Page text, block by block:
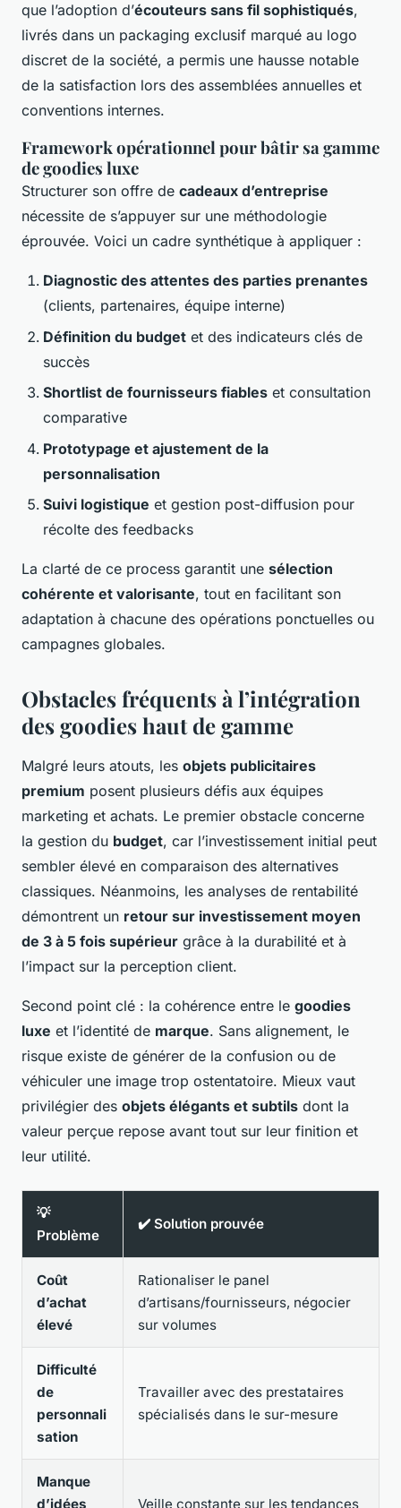
que l’adoption d’écouteurs sans fil sophistiqués,
livrés dans un packaging exclusif marqué au logo
discret de la société, a permis une hausse notable
de la satisfaction lors des assemblées annuelles et
conventions internes.
Framework opérationnel pour bâtir sa gamme
de goodies luxe
Structurer son offre de cadeaux d’entreprise
nécessite de s’appuyer sur une méthodologie
éprouvée. Voici un cadre synthétique à appliquer :
Diagnostic des attentes des parties prenantes
(clients, partenaires, équipe interne)
Définition du budget et des indicateurs clés de
succès
Shortlist de fournisseurs fiables et consultation
comparative
Prototypage et ajustement de la
personnalisation
Suivi logistique et gestion post-diffusion pour
récolte des feedbacks
La clarté de ce process garantit une sélection
cohérente et valorisante, tout en facilitant son
adaptation à chacune des opérations ponctuelles ou
campagnes globales.
Obstacles fréquents à l’intégration
des goodies haut de gamme
Malgré leurs atouts, les objets publicitaires
premium posent plusieurs défis aux équipes
marketing et achats. Le premier obstacle concerne
la gestion du budget, car l’investissement initial peut
sembler élevé en comparaison des alternatives
classiques. Néanmoins, les analyses de rentabilité
démontrent un retour sur investissement moyen
de 3 à 5 fois supérieur grâce à la durabilité et à
l’impact sur la perception client.
Second point clé : la cohérence entre le goodies
luxe et l’identité de marque. Sans alignement, le
risque existe de générer de la confusion ou de
véhiculer une image trop ostentatoire. Mieux vaut
privilégier des objets élégants et subtils dont la
valeur perçue repose avant tout sur leur finition et
leur utilité.
💡
Problème
✔️ Solution prouvée
Coût
d’achat
élevé
Rationaliser le panel
d’artisans/fournisseurs, négocier
sur volumes
Difficulté
de
personnali
sation
Travailler avec des prestataires
spécialisés dans le sur-mesure
Manque
d’idées
Veille constante sur les tendances